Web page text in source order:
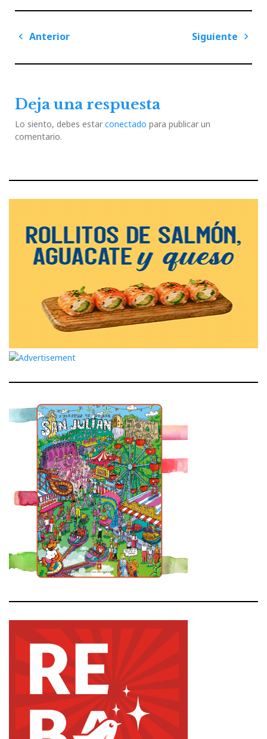
Navegación
entradas
Anterior
Siguiente
Deja una respuesta
Lo siento, debes estar conectado para publicar un
comentario.